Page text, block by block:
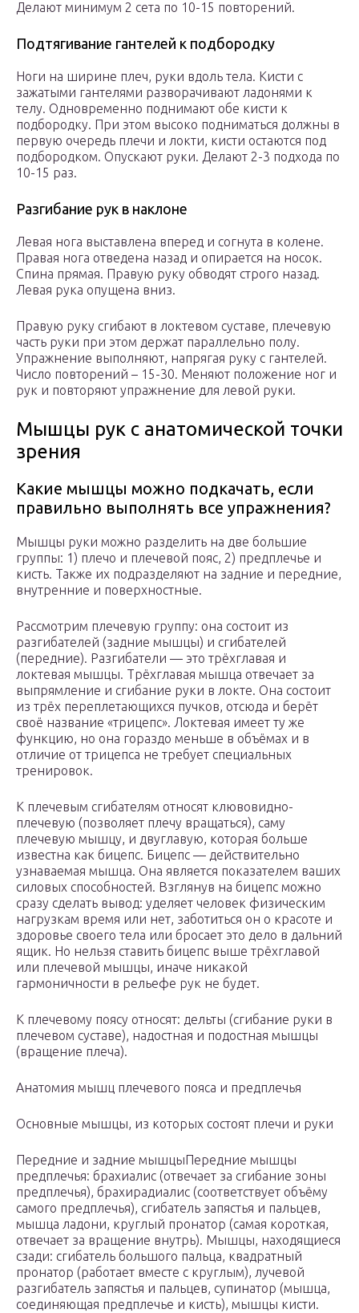
Делают минимум 2 сета по 10-15 повторений.
Подтягивание гантелей к подбородку
Ноги на ширине плеч, руки вдоль тела. Кисти с
зажатыми гантелями разворачивают ладонями к
телу. Одновременно поднимают обе кисти к
подбородку. При этом высоко подниматься должны в
первую очередь плечи и локти, кисти остаются под
подбородком. Опускают руки. Делают 2-3 подхода по
10-15 раз.
Разгибание рук в наклоне
Левая нога выставлена вперед и согнута в колене.
Правая нога отведена назад и опирается на носок.
Спина прямая. Правую руку обводят строго назад.
Левая рука опущена вниз.
Правую руку сгибают в локтевом суставе, плечевую
часть руки при этом держат параллельно полу.
Упражнение выполняют, напрягая руку с гантелей.
Число повторений – 15-30. Меняют положение ног и
рук и повторяют упражнение для левой руки.
Мышцы рук с анатомической точки
зрения
Какие мышцы можно подкачать, если
правильно выполнять все упражнения?
Мышцы руки можно разделить на две большие
группы: 1) плечо и плечевой пояс, 2) предплечье и
кисть. Также их подразделяют на задние и передние,
внутренние и поверхностные.
Рассмотрим плечевую группу: она состоит из
разгибателей (задние мышцы) и сгибателей
(передние). Разгибатели — это трёхглавая и
локтевая мышцы. Трёхглавая мышца отвечает за
выпрямление и сгибание руки в локте. Она состоит
из трёх переплетающихся пучков, отсюда и берёт
своё название «трицепс». Локтевая имеет ту же
функцию, но она гораздо меньше в объёмах и в
отличие от трицепса не требует специальных
тренировок.
К плечевым сгибателям относят клювовидно-
плечевую (позволяет плечу вращаться), саму
плечевую мышцу, и двуглавую, которая больше
известна как бицепс. Бицепс — действительно
узнаваемая мышца. Она является показателем ваших
силовых способностей. Взглянув на бицепс можно
сразу сделать вывод: уделяет человек физическим
нагрузкам время или нет, заботиться он о красоте и
здоровье своего тела или бросает это дело в дальний
ящик. Но нельзя ставить бицепс выше трёхглавой
или плечевой мышцы, иначе никакой
гармоничности в рельефе рук не будет.
К плечевому поясу относят: дельты (сгибание руки в
плечевом суставе), надостная и подостная мышцы
(вращение плеча).
Анатомия мышц плечевого пояса и предплечья
Основные мышцы, из которых состоят плечи и руки
Передние и задние мышцыПередние мышцы
предплечья: брахиалис (отвечает за сгибание зоны
предплечья), брахирадиалис (соответствует объёму
самого предплечья), сгибатель запястья и пальцев,
мышца ладони, круглый пронатор (самая короткая,
отвечает за вращение внутрь). Мышцы, находящиеся
сзади: сгибатель большого пальца, квадратный
пронатор (работает вместе с круглым), лучевой
разгибатель запястья и пальцев, супинатор (мышца,
соединяющая предплечье и кисть), мышцы кисти.